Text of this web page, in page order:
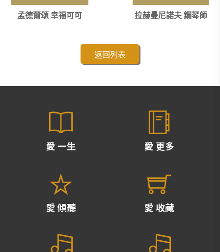
孟德爾頌 幸福可可 拉赫曼尼諾夫 鋼琴師
返回列表
愛 一生 愛 更多
愛 傾聽 愛 收藏